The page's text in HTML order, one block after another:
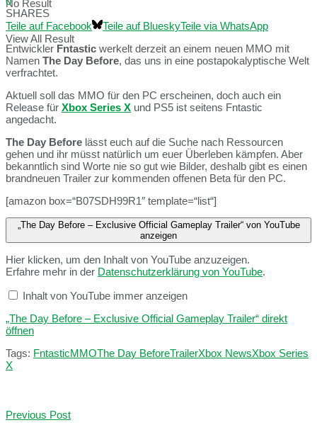
No Result
View All Result
SHARES
Teile auf Facebook
Teile auf BlueskyTeile via WhatsApp
Entwickler Fntastic werkelt derzeit an einem neuen MMO mit
Namen The Day Before, das uns in eine postapokalyptische Welt
verfrachtet.
Aktuell soll das MMO für den PC erscheinen, doch auch ein
Release für Xbox Series X und PS5 ist seitens Fntastic
angedacht.
The Day Before lässt euch auf die Suche nach Ressourcen
gehen und ihr müsst natürlich um euer Überleben kämpfen. Aber
bekanntlich sind Worte nie so gut wie Bilder, deshalb gibt es einen
brandneuen Trailer zur kommenden offenen Beta für den PC.
[amazon box=“B07SDH99R1″ template=“list“]
„The Day Before – Exclusive Official Gameplay Trailer“ von YouTube
anzeigen
Hier klicken, um den Inhalt von YouTube anzuzeigen.
Erfahre mehr in der Datenschutzerklärung von YouTube.
Inhalt von YouTube immer anzeigen
„The Day Before – Exclusive Official Gameplay Trailer“ direkt
öffnen
Tags: FntasticMMOThe Day BeforeTrailerXbox NewsXbox Series
X
Previous Post